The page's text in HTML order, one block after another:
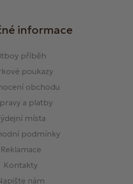
informace
příběh
poukazy
obchodu
a platby
místa
podmínky
Reklamace
Kontakty
nám